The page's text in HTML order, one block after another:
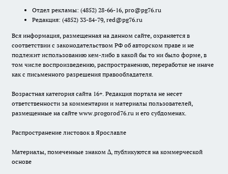
Отдел рекламы: (4852) 28-66-16, pro@pg76.ru
Редакция: (4852) 33-84-79, red@pg76.ru
Вся информация, размещенная на данном сайте, охраняется в
соответствии с законодательством РФ об авторском праве и не
подлежит использованию кем-либо в какой бы то ни было форме, в
том числе воспроизведению, распространению, переработке не иначе
как с письменного разрешения правообладателя.
Возрастная категория сайта 16+. Редакция портала не несет
ответственности за комментарии и материалы пользователей,
размещенные на сайте www.progorod76.ru и его субдоменах.
Распространение листовок в Ярославле
Материалы, помеченные знаком ∆, публикуются на коммерческой
основе